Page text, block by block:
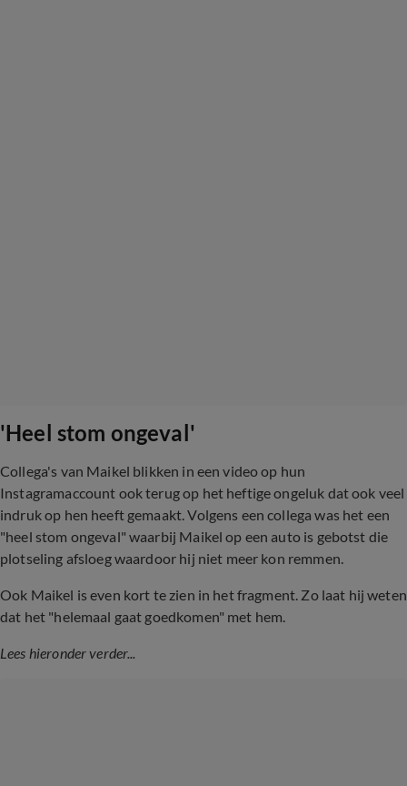
'Heel stom ongeval'
Collega's van Maikel blikken in een video op hun
Instagramaccount ook terug op het heftige ongeluk dat ook veel
indruk op hen heeft gemaakt. Volgens een collega was het een
"heel stom ongeval" waarbij Maikel op een auto is gebotst die
plotseling afsloeg waardoor hij niet meer kon remmen.
Ook Maikel is even kort te zien in het fragment. Zo laat hij weten
dat het "helemaal gaat goedkomen" met hem.
Lees hieronder verder...